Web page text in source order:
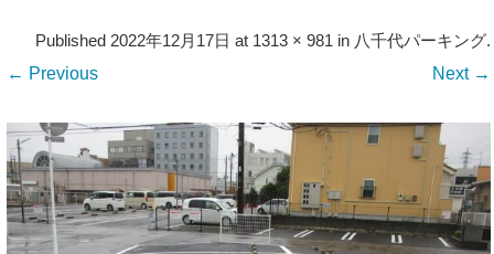
Published2022年12月17日 at 1313 × 981 in 八千代パーキング.
← Previous Next →